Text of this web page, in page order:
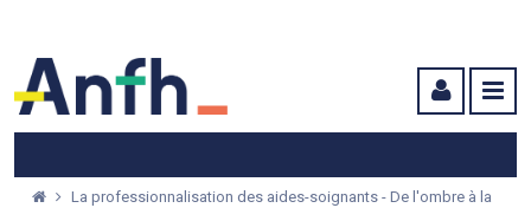
La professionnalisation des aides-soignants - De l'ombre à la